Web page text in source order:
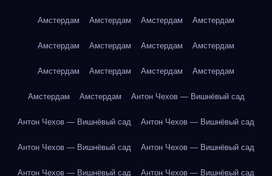
Амстердам Амстердам Амстердам Амстердам
Амстердам Амстердам Амстердам Амстердам
Амстердам Амстердам Амстердам Амстердам
Амстердам Амстердам Антон Чехов — Вишнёвый сад
Антон Чехов — Вишнёвый сад Антон Чехов — Вишнёвый сад
Антон Чехов — Вишнёвый сад Антон Чехов — Вишнёвый сад
Антон Чехов — Вишнёвый сад Антон Чехов — Вишнёвый сад